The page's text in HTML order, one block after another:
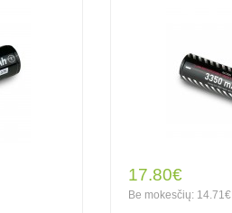
17.80€
Be mokesčių: 14.71€